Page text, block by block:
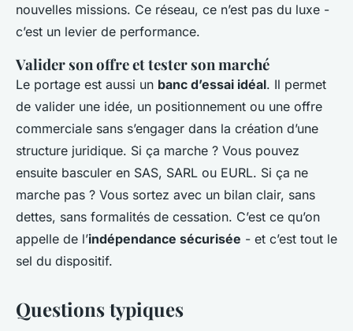
nouvelles missions. Ce réseau, ce n’est pas du luxe -
c’est un levier de performance.
Valider son offre et tester son marché
Le portage est aussi un banc d’essai idéal. Il permet
de valider une idée, un positionnement ou une offre
commerciale sans s’engager dans la création d’une
structure juridique. Si ça marche ? Vous pouvez
ensuite basculer en SAS, SARL ou EURL. Si ça ne
marche pas ? Vous sortez avec un bilan clair, sans
dettes, sans formalités de cessation. C’est ce qu’on
appelle de l’indépendance sécurisée - et c’est tout le
sel du dispositif.
Questions typiques